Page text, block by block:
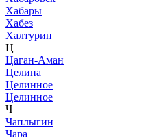
Хабары
Хабез
Халтурин
Ц
Цаган-Аман
Целина
Целинное
Целинное
Ч
Чаплыгин
Чара